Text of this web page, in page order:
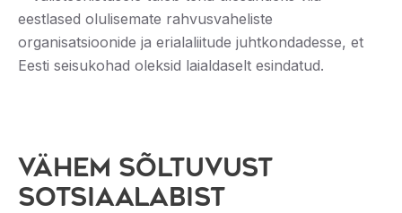
eestlased olulisemate rahvusvaheliste
organisatsioonide ja erialaliitude juhtkondadesse, et
Eesti seisukohad oleksid laialdaselt esindatud.
VÄHEM SÕLTUVUST
SOTSIAALABIST